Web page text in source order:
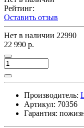
Рейтинг:
Оставить отзыв
Нет в наличии 22990
22 990 р.
Производитель:
Артикул: 70356
Гарантия: